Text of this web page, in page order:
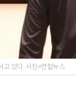
고 있다. 사진=연합뉴스